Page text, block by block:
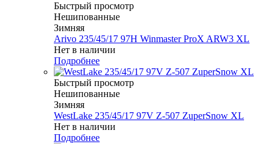
Быстрый просмотр
Нешипованные
Зимняя
Arivo 235/45/17 97H Winmaster ProX ARW3 XL
Нет в наличии
Подробнее
Быстрый просмотр
Нешипованные
Зимняя
WestLake 235/45/17 97V Z-507 ZuperSnow XL
Нет в наличии
Подробнее